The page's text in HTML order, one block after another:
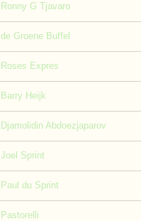
Ronny G Tjavaro
de Groene Buffel
Roses Expres
Barry Heijk
Djamolidin Abdoezjaparov
Joel Sprint
Paul du Sprint
Pastorelli